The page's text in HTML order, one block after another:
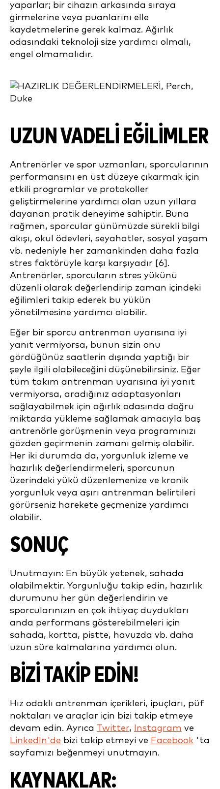
yaparlar; bir cihazın arkasında sıraya
girmelerine veya puanlarını elle
kaydetmelerine gerek kalmaz. Ağırlık
odasındaki teknoloji size yardımcı olmalı,
engel olmamalıdır.
UZUN VADELİ EĞİLİMLER
Antrenörler ve spor uzmanları, sporcularının
performansını en üst düzeye çıkarmak için
etkili programlar ve protokoller
geliştirmelerine yardımcı olan uzun yıllara
dayanan pratik deneyime sahiptir. Buna
rağmen, sporcular günümüzde sürekli bilgi
akışı, okul ödevleri, seyahatler, sosyal yaşam
vb. nedeniyle her zamankinden daha fazla
stres faktörüyle karşı karşıyadır [6].
Antrenörler, sporcuların stres yükünü
düzenli olarak değerlendirip zaman içindeki
eğilimleri takip ederek bu yükün
yönetilmesine yardımcı olabilir.
Eğer bir sporcu antrenman uyarısına iyi
yanıt vermiyorsa, bunun sizin onu
gördüğünüz saatlerin dışında yaptığı bir
şeyle ilgili olabileceğini düşünebilirsiniz. Eğer
tüm takım antrenman uyarısına iyi yanıt
vermiyorsa, aradığınız adaptasyonları
sağlayabilmek için ağırlık odasında doğru
miktarda yükleme sağlamak amacıyla baş
antrenörle görüşmenin veya programınızı
gözden geçirmenin zamanı gelmiş olabilir.
Her iki durumda da, yorgunluk izleme ve
hazırlık değerlendirmeleri, sporcunun
üzerindeki yükü düzenlemenize ve kronik
yorgunluk veya aşırı antrenman belirtileri
görürseniz harekete geçmenize yardımcı
olabilir.
SONUÇ
Unutmayın: En büyük yetenek, sahada
olabilmektir. Yorgunluğu takip edin, hazırlık
durumunu her gün değerlendirin ve
sporcularınızın en çok ihtiyaç duydukları
anda performans gösterebilmeleri için
sahada, kortta, pistte, havuzda vb. daha
uzun süre kalmalarına yardımcı olun.
BİZİ TAKİP EDİN!
Hız odaklı antrenman içerikleri, ipuçları, püf
noktaları ve araçlar için bizi takip etmeye
devam edin. Ayrıca Twitter, Instagram ve
LinkedIn'de bizi takip etmeyi ve Facebook 'ta
sayfamızı beğenmeyi unutmayın.
KAYNAKLAR: